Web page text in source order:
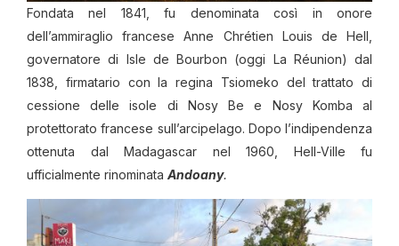
Fondata nel 1841, fu denominata così in onore
dell’ammiraglio francese Anne Chrétien Louis de Hell,
governatore di Isle de Bourbon (oggi La Réunion) dal
1838, firmatario con la regina Tsiomeko del trattato di
cessione delle isole di Nosy Be e Nosy Komba al
protettorato francese sull’arcipelago. Dopo l’indipendenza
ottenuta dal Madagascar nel 1960, Hell-Ville fu
ufficialmente rinominata Andoany.